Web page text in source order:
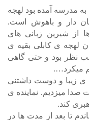
به مدرسه آمده بود لهجه
دار و باهوش است.
از شیرین زبانی های
لهجه ی کابلی بقیه ی
نظر بود و حتی گاهی
میکرد….
ی زیبا و دوست داشتنی
میزدیم. نماینده ی
کند.
تا بعد از مدت ها در